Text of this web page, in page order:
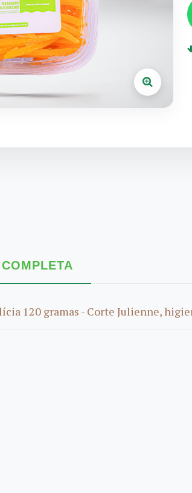
120 gramas - Corte Julienne,